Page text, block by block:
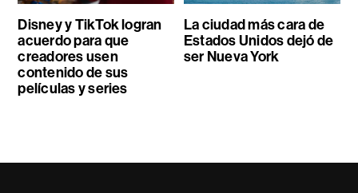
Disney y TikTok logran
acuerdo para que
creadores usen
contenido de sus
películas y series
La ciudad más cara de
Estados Unidos dejó de
ser Nueva York